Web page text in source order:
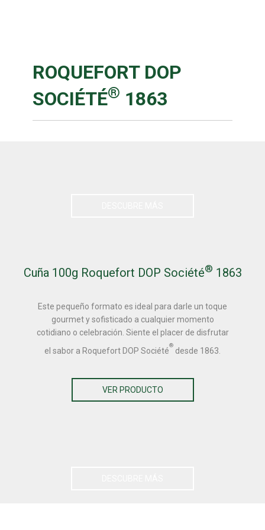
ROQUEFORT DOP
SOCIÉTÉ® 1863
Cuña 100g Roquefort DOP Société® 1863
Este pequeño formato es ideal para darle un toque
gourmet y sofisticado a cualquier momento
cotidiano o celebración. Siente el placer de disfrutar
el sabor a Roquefort DOP Société
®
desde 1863.
VER PRODUCTO